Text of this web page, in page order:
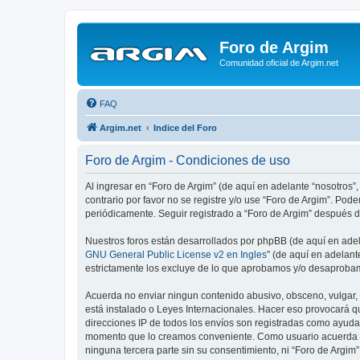
Foro de Argim
Comunidad oficial de Argim.net
FAQ
Argim.net Indice del Foro
Foro de Argim - Condiciones de uso
Al ingresar en “Foro de Argim” (de aquí en adelante
contrario por favor no se registre y/o use “Foro de Argim”.
periódicamente. Seguir registrado a “Foro de Argim”
Nuestros foros están desarrollados por phpBB (de aquí en
GNU General Public License v2 en Ingles” (de aquí en
estrictamente los excluye de lo que aprobamos y/o
Acuerda no enviar ningun contenido abusivo, obsceno,
está instalado o Leyes Internacionales. Hacer eso provocará
direcciones IP de todos los envíos son registradas como
momento que lo creamos conveniente. Como usuario
ninguna tercera parte sin su consentimiento, ni “Foro de